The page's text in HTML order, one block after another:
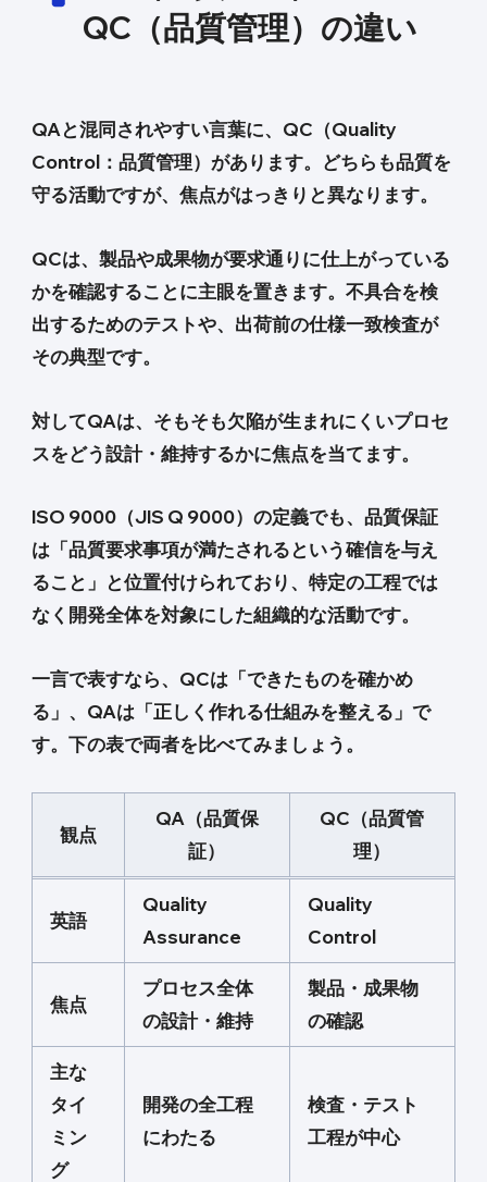
QC（品質管理）の違い
QAと混同されやすい言葉に、QC（Quality
Control：品質管理）があります。どちらも品質を
守る活動ですが、焦点がはっきりと異なります。
QCは、製品や成果物が要求通りに仕上がっている
かを確認することに主眼を置きます。不具合を検
出するためのテストや、出荷前の仕様一致検査が
その典型です。
対してQAは、そもそも欠陥が生まれにくいプロセ
スをどう設計・維持するかに焦点を当てます。
ISO 9000（JIS Q 9000）の定義でも、品質保証
は「品質要求事項が満たされるという確信を与え
ること」と位置付けられており、特定の工程では
なく開発全体を対象にした組織的な活動です。
一言で表すなら、QCは「できたものを確かめ
る」、QAは「正しく作れる仕組みを整える」で
す。下の表で両者を比べてみましょう。
観点
QA（品質保
証）
QC（品質管
理）
英語
Quality
Assurance
Quality
Control
焦点
プロセス全体
の設計・維持
製品・成果物
の確認
主な
タイ
ミン
グ
開発の全工程
にわたる
検査・テスト
工程が中心